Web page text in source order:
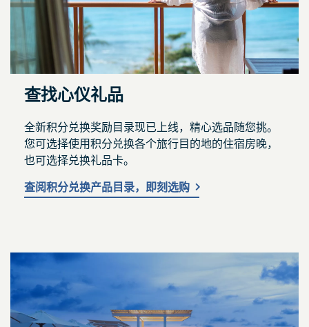
查找心仪礼品
全新积分兑换奖励目录现已上线，精心选品随您挑。
您可选择使用积分兑换各个旅行目的地的住宿房晚，
也可选择兑换礼品卡。
查阅积分兑换产品目录，即刻选购